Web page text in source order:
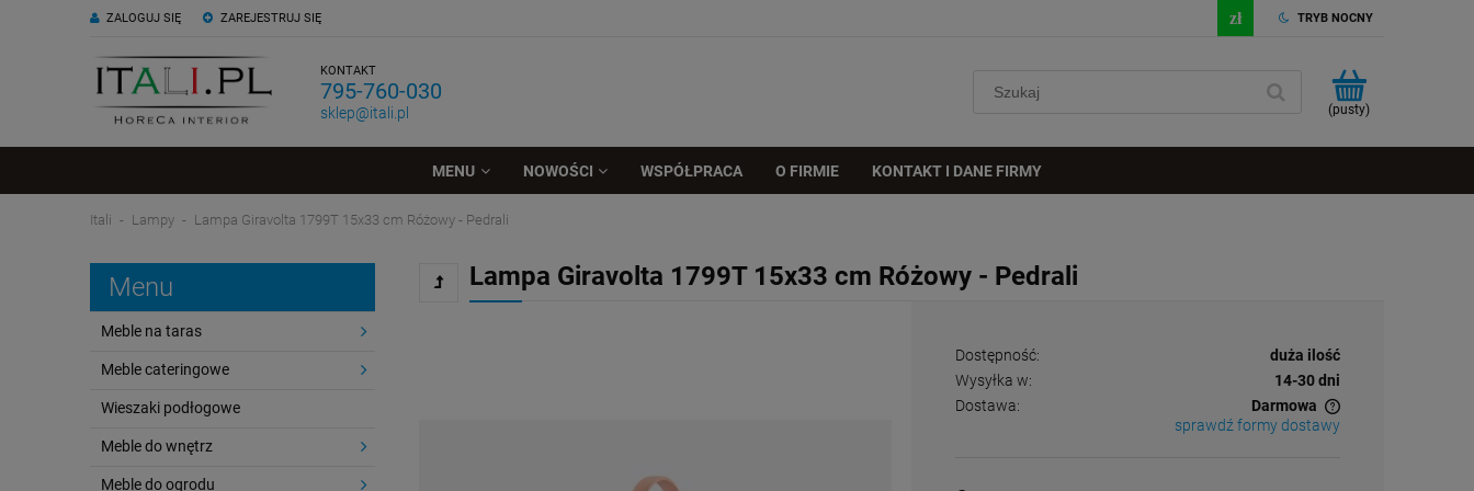
ZAREJESTRUJ SIĘ
ZALOGUJ SIĘ TRYB NOCNY
KONTAKT
795-760-030
sklep@itali.pl (pusty)
MENU NOWOŚCI WSPÓŁPRACA O FIRMIE KONTAKT I DANE FIRMY
Itali Lampy Lampa Giravolta 1799T 15x33 cm Różowy - Pedrali
Menu
Meble na taras
Meble cateringowe
Wieszaki podłogowe
Meble do wnętrz
Meble do ogrodu
Lampa Giravolta 1799T 15x33 cm Różowy - Pedrali
Dostępność:
duża ilość
Wysyłka w:
14-30 dni
Dostawa:
Darmowa
sprawdź formy dostawy